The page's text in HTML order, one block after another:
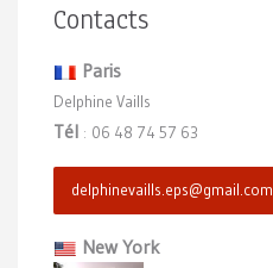
Contacts
Paris
Delphine Vaills
Tél : 06 48 74 57 63
delphinevaills.eps@gmail.com
New York